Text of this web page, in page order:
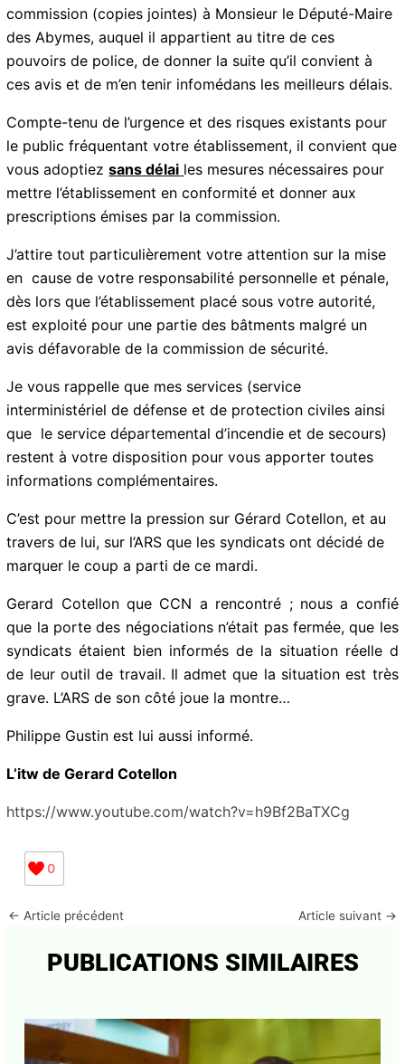
avis défavorables à la poursuite de l’exploitation pour :
– la maternité, l’ancienne réanimation et le bloc central
opératoire du bâtiment principal.
l’établissement étant sous avis favorable.
J’ai transmis les procès-verbaux de visite de la
commission (copies jointes) à Monsieur le Député-
Maire des Abymes, auquel il appartient au titre de ces
ces avis et de m’en tenir infomédans les meilleurs
délais.
Compte-tenu de l’urgence et des risques existants
pour le public fréquentant votre établissement, il
nécessaires pour mettre l’établissement en conformité
et donner aux prescriptions émises par la commission.
J’attire tout particulièrement votre attention sur la
mise en cause de votre responsabilité personnelle et
autorité, est exploité pour une partie des bâtments
malgré un avis défavorable de la commission de
sécurité.
Je vous rappelle que mes services (service
interministériel de défense et de protection civiles
ainsi que le service départemental d’incendie et de
secours) restent à votre disposition pour vous
apporter toutes informations complémentaires.
C’est pour mettre la pression sur Gérard Cotellon, et
au travers de lui, sur l’ARS que les syndicats ont décidé
que la porte des négociations n’était pas fermée, que
les syndicats étaient bien informés de la situation
est très grave. L’ARS de son côté joue la montre…
Philippe Gustin est lui aussi informé.
https://www.youtube.com/watch?v=h9Bf2BaTXCg